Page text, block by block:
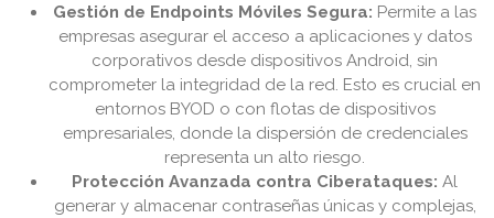
Gestión de Endpoints Móviles Segura: Permite a las
empresas asegurar el acceso a aplicaciones y datos
corporativos desde dispositivos Android, sin
comprometer la integridad de la red. Esto es crucial en
entornos BYOD o con flotas de dispositivos
empresariales, donde la dispersión de credenciales
representa un alto riesgo.
Protección Avanzada contra Ciberataques: Al
generar y almacenar contraseñas únicas y complejas,